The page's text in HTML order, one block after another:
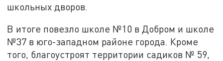
школьных дворов.
В итоге повезло школе №10 в Добром и школе
№37 в юго-западном районе города. Кроме
того, благоустроят территории садиков № 59,